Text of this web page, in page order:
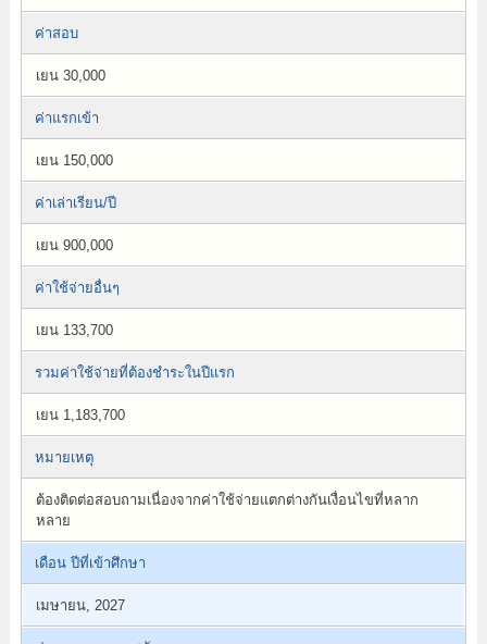
ค่าสอบ
เยน 30,000
ค่าแรกเข้า
เยน 150,000
ค่าเล่าเรียน/ปี
เยน 900,000
ค่าใช้จ่ายอื่นๆ
เยน 133,700
รวมค่าใช้จ่ายที่ต้องชำระในปีแรก
เยน 1,183,700
หมายเหตุ
ต้องติดต่อสอบถามเนื่องจากค่าใช้จ่ายแตกต่างกันเงื่อนไขที่หลาก
หลาย
เดือน ปีที่เข้าศึกษา
เมษายน, 2027